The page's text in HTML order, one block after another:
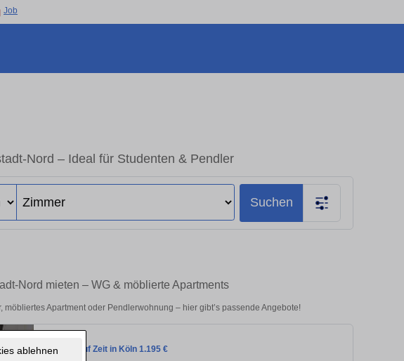
ablehnen
Job
Nord – Ideal für Studenten & Pendler
Suchen
Nord mieten – WG & möblierte Apartments
Apartment oder Pendlerwohnung – hier gibt’s passende Angebote!
Wohnen auf Zeit in Köln 1.195 €